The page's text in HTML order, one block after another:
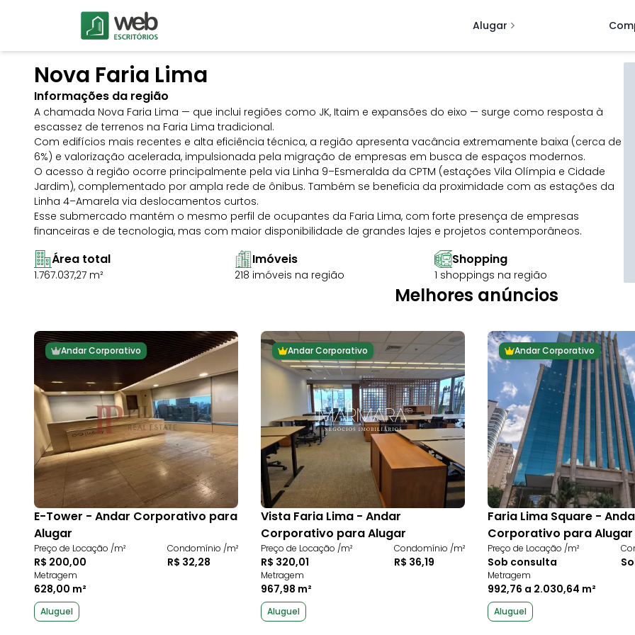
Alugar
Imóveis Comerciais para Locação
Andar Corporativo
Refere-se a um ou mais andares de um edifício
comercial, destinados ao uso de empresas.
podendo ser comercial, residencial ou institucional.
Casa Comercial
Imóvel residencial adaptado para fins comerciais,
comum em áreas urbanas.
Loja e Ponto Comercial
Espaço físico destinado a negócios como lojas,
restaurantes ou serviços diversos.
Conjunto Corporativo
Espaço dentro de um edifício comercial, dividido em
unidades para diferentes empresas.
Sala Comercial
Espaço destinado a atividades comerciais ou
Coworking
Espaços de trabalho compartilhados, oferecendo
flexibilidade e networking entre profissionais.
Terreno
Porção de terra para diferentes fins, com potencial
valorização por desenvolvimento.
Imóveis Comerciais para Locação
Andar Corporativo
Refere-se a um ou mais andares de um edifício
comercial, destinados ao uso de empresas.
podendo ser comercial, residencial ou institucional.
Casa Comercial
Imóvel residencial adaptado para fins comerciais,
comum em áreas urbanas.
Loja e Ponto Comercial
Espaço físico destinado a negócios como lojas,
restaurantes ou serviços diversos.
Conjunto Corporativo
Espaço dentro de um edifício comercial, dividido em
unidades para diferentes empresas.
Sala Comercial
Espaço destinado a atividades comerciais ou
Coworking
Espaços de trabalho compartilhados, oferecendo
flexibilidade e networking entre profissionais.
Terreno
Porção de terra para diferentes fins, com potencial
valorização por desenvolvimento.
Nova Faria Lima
Informações da região
A chamada Nova Faria Lima — que inclui regiões como JK, Itaim e expansões do eixo — surge como resposta à
escassez de terrenos na Faria Lima tradicional.
Com edifícios mais recentes e alta eficiência técnica, a região apresenta vacância extremamente baixa (cerca de
6%) e valorização acelerada, impulsionada pela migração de empresas em busca de espaços modernos.
O acesso à região ocorre principalmente pela via Linha 9–Esmeralda da CPTM (estações Vila Olímpia e Cidade
Jardim), complementado por ampla rede de ônibus. Também se beneficia da proximidade com as estações da
Linha 4–Amarela via deslocamentos curtos.
Esse submercado mantém o mesmo perfil de ocupantes da Faria Lima, com forte presença de empresas
financeiras e de tecnologia, mas com maior disponibilidade de grandes lajes e projetos contemporâneos.
Área total
1.767.037,27 m²
Imóveis
218 imóveis na região
Shopping
1 shoppings na região
Melhores anúncios
Andar Corporativo
E-Tower - Andar Corporativo para
Alugar
Preço de Locação /m²
R$ 200,00
Condomínio /m²
R$ 32,28
Metragem
628,00 m²
Aluguel
Andar Corporativo
Vista Faria Lima - Andar
Corporativo para Alugar
Preço de Locação /m²
R$ 320,01
Condomínio /m²
R$ 36,19
Metragem
967,98 m²
Aluguel
Andar Corporativo
Faria Lima Square -
Corporativo para Alugar
Preço de Locação /m²
Sob consulta
Metragem
992,76 a 2.030,64 m²
Aluguel